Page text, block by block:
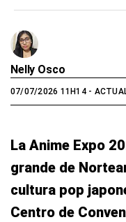
Nelly Osco
07/07/2026 11H14-
La Anime Expo
grande de
cultura pop
Centro de